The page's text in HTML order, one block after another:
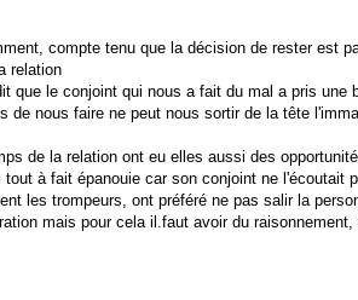
compte tenu que la décision de rester est
relation
que le conjoint qui nous a fait du mal a pris une
de nous faire ne peut nous sortir de la tête
de la relation ont eu elles aussi des
à fait épanouie car son conjoint ne l'écoutait
les trompeurs, ont préféré ne pas salir la
mais pour cela il.faut avoir du raisonnement,